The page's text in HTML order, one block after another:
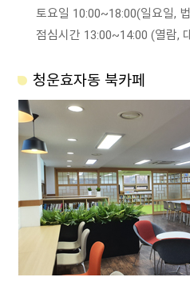
토요일 10:00~18:00(일요일,
점심시간 13:00~14:00 (열람,
청운효자동 북카페